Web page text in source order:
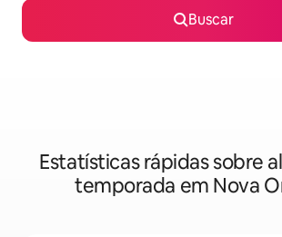
Buscar
Estatísticas rápidas sobre
temporada em Nova